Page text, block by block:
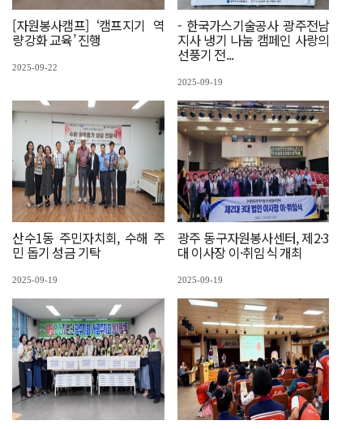
[자원봉사캠프] ‘캠프지기 역
량강화 교육’ 진행
2025-09-22
- 한국가스기술공사 광주전남
지사 냉기 나눔 캠페인 사랑의
선풍기 전...
2025-09-19
산수1동 주민자치회, 수해 주
민 돕기 성금 기탁
2025-09-19
광주 동구자원봉사센터, 제2·3
대 이사장 이·취임식 개최
2025-09-19